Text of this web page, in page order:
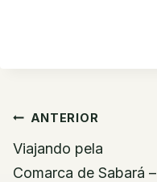
Navegação
de
ANTERIOR
Viajando pela
Comarca de Sabará –